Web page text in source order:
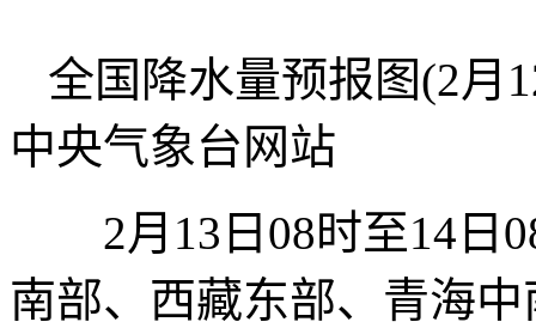
全国降水量预报图(2月
中央气象台网站
2月13日08时至14日
南部、西藏东部、青海